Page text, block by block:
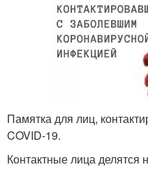
Памятка для лиц,
COVID-19.
Контактные лица делятся